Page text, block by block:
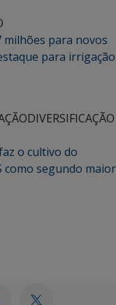
milhões para novos
para irrigação
DIVERSIFICAÇÃO
o cultivo do
como segundo maior